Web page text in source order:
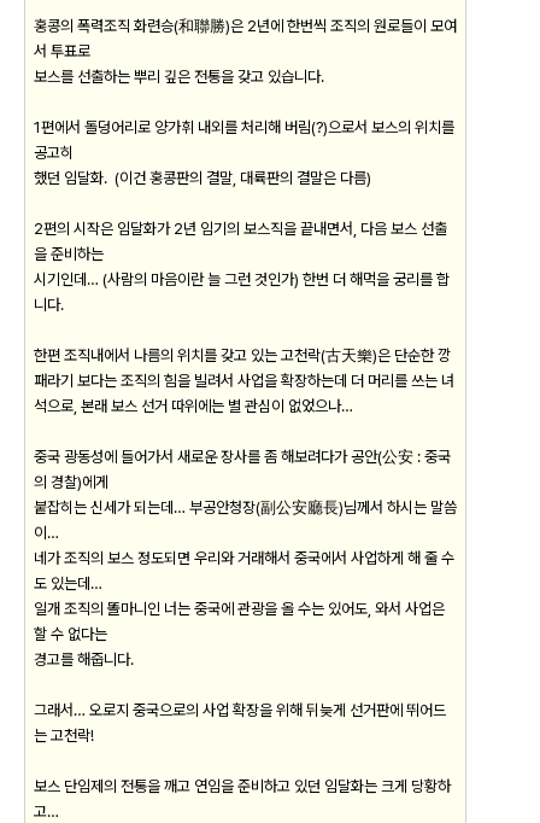
홍콩의 폭력조직 화련승(和聯勝)은 2년에 한번씩 조직의 원로들이 모여
서 투표로
보스를 선출하는 뿌리 깊은 전통을 갖고 있습니다.
1편에서 돌덩어리로 양가휘 내외를 처리해 버림(?)으로서 보스의 위치를
공고히
했던 임달화. (이건 홍콩판의 결말, 대륙판의 결말은 다름)
2편의 시작은 임달화가 2년 임기의 보스직을 끝내면서, 다음 보스 선출
을 준비하는
시기인데… (사람의 마음이란 늘 그런 것인가) 한번 더 해먹을 궁리를 합
니다.
한편 조직내에서 나름의 위치를 갖고 있는 고천락(古天樂)은 단순한 깡
패라기 보다는 조직의 힘을 빌려서 사업을 확장하는데 더 머리를 쓰는 녀
석으로, 본래 보스 선거 따위에는 별 관심이 없었으나…
중국 광동성에 들어가서 새로운 장사를 좀 해보려다가 공안(公安 : 중국
의 경찰)에게
붙잡히는 신세가 되는데… 부공안청장(副公安廳長)님께서 하시는 말씀
이…
네가 조직의 보스 정도되면 우리와 거래해서 중국에서 사업하게 해 줄 수
도 있는데…
일개 조직의 똘마니인 너는 중국에 관광을 올 수는 있어도, 와서 사업은
할 수 없다는
경고를 해줍니다.
그래서… 오로지 중국으로의 사업 확장을 위해 뒤늦게 선거판에 뛰어드
는 고천락!
보스 단임제의 전통을 깨고 연임을 준비하고 있던 임달화는 크게 당황하
고…